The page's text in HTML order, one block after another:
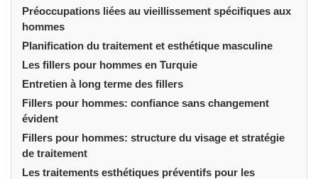
Préoccupations liées au vieillissement spécifiques aux
hommes
Planification du traitement et esthétique masculine
Les fillers pour hommes en Turquie
Entretien à long terme des fillers
Fillers pour hommes: confiance sans changement
évident
Fillers pour hommes: structure du visage et stratégie
de traitement
Les traitements esthétiques préventifs pour les